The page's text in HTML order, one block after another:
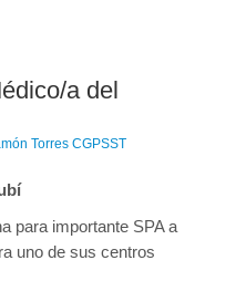
a del
Torres CGPSST
para importante SPA a
uno de sus centros